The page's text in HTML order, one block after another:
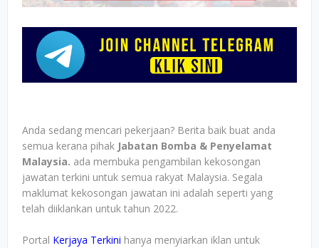
Anda sedang mencari pekerjaan? Berita baik buat anda
semua kerana pihak Jabatan Bomba & Penyelamat
Malaysia. ada membuka pengambilan kekosongan
jawatan terkini untuk semua rakyat Malaysia. Segala
maklumat kekosongan jawatan ini adalah seperti yang
telah diiklankan untuk tahun 2022.
Portal Kerjaya Terkini hanya menyiarkan iklan untuk